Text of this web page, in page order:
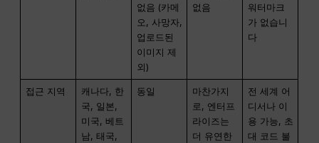
없음 (카메
오, 사망자,
업로드된
이미지 제
외)
없음
워터마크
가 없습니
다
접근 지역
캐나다, 한
국, 일본,
미국, 베트
남, 태국,
동일
마찬가지
로, 엔터프
라이즈는
더 유연한
전 세계 어
디서나 이
용 가능, 초
대 코드 불